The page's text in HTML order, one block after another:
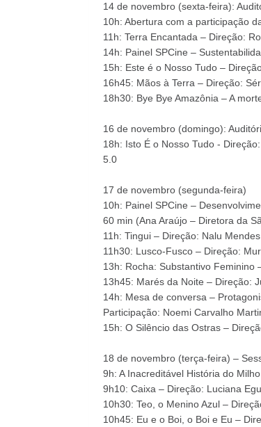
14 de novembro (sexta-feira):
10h: Abertura com a participação
11h: Terra Encantada – Direção:
14h: Painel SPCine –
15h: Este é o Nosso Tudo –
16h45: Mãos à Terra – Direção:
18h30: Bye Bye Amazônia – A
16 de novembro (domingo):
18h: Isto É o Nosso Tudo -
5.0
17 de novembro (segunda-feira)
10h: Painel SPCine –
60 min (Ana Araújo – Diretora da
11h: Tingui – Direção: Nalu
11h30: Lusco-Fusco – Direção:
13h: Rocha: Substantivo Feminino
13h45: Marés da Noite – Direção:
14h: Mesa de conversa –
Participação: Noemi Carvalho
15h: O Silêncio das Ostras –
18 de novembro (terça-feira) –
9h: A Inacreditável História do
9h10: Caixa – Direção: Luciana
10h30: Teo, o Menino Azul –
10h45: Eu e o Boi, o Boi e Eu –